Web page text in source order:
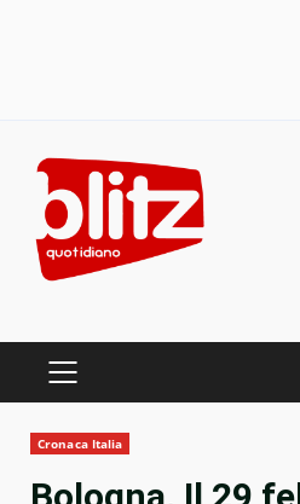
content
PRIMARY
Cronaca Italia